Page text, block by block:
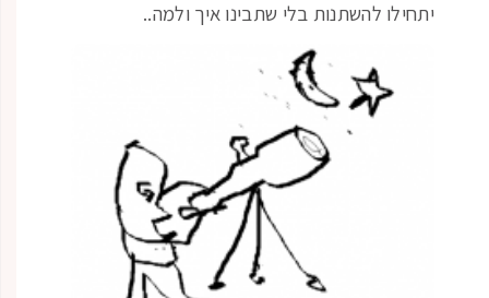
יתחילו להשתנות בלי שתבינו איך ולמה..